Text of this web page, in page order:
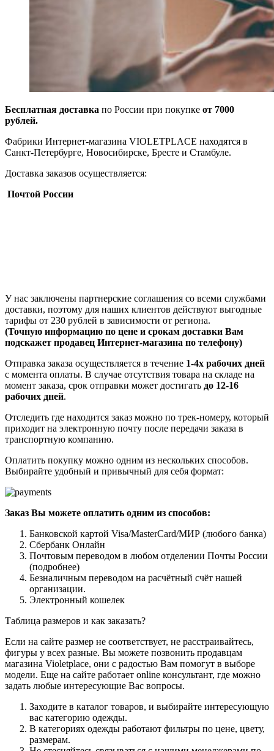
Бесплатная доставка по России при покупке от 7000
рублей.
Фабрики Интернет-магазина VIOLETPLACE находятся в
Санкт-Петербурге, Новосибирске, Бресте и Стамбуле.
Доставка заказов осуществляется:
Почтой России
У нас заключены партнерские соглашения со всеми службами
доставки, поэтому для наших клиентов действуют выгодные
тарифы от 230 рублей в зависимости от региона.
(Точную информацию по цене и срокам доставки Вам
подскажет продавец Интернет-магазина по телефону)
Отправка заказа осуществляется в течение 1-4х рабочих дней
с момента оплаты. В случае отсутствия товара на складе на
момент заказа, срок отправки может достигать до 12-16
рабочих дней.
Отследить где находится заказ можно по трек-номеру, который
приходит на электронную почту после передачи заказа в
транспортную компанию.
Оплатить покупку можно одним из нескольких способов.
Выбирайте удобный и привычный для себя формат:
Заказ Вы можете оплатить одним из способов:
Банковской картой Visa/MasterCard/МИР (любого банка)
Сбербанк Онлайн
Почтовым переводом в любом отделении Почты России
(подробнее)
Безналичным переводом на расчётный счёт нашей
организации.
Электронный кошелек
Таблица размеров и как заказать?
Если на сайте размер не соответствует, не расстраивайтесь,
фигуры у всех разные. Вы можете позвонить продавцам
магазина Violetplace, они с радостью Вам помогут в выборе
модели. Еще на сайте работает online консультант, где можно
задать любые интересующие Вас вопросы.
Заходите в каталог товаров, и выбирайте интересующую
вас категорию одежды.
В категориях одежды работают фильтры по цене, цвету,
размерам.